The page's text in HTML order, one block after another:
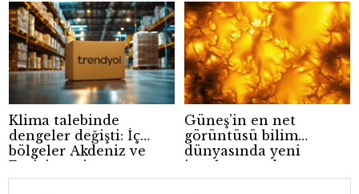
Klima talebinde
dengeler değişti: İç
bölgeler Akdeniz ve
Ege’yi geçti
Güneş’in en net
görüntüsü bilim
dünyasında yeni
ipuçları sundu